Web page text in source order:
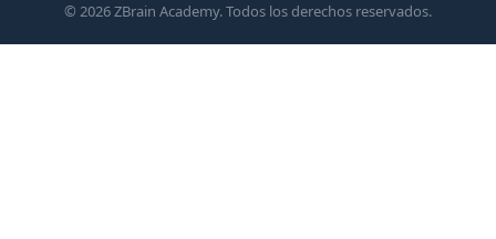
© 2026 ZBrain Academy. Todos los derechos reservados.